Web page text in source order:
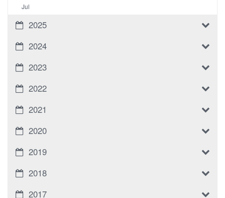
Jul
2025
2024
2023
2022
2021
2020
2019
2018
2017